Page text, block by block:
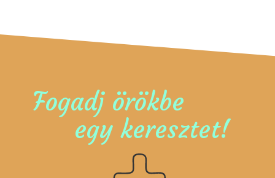
Fogadj örökbe
egy keresztet!